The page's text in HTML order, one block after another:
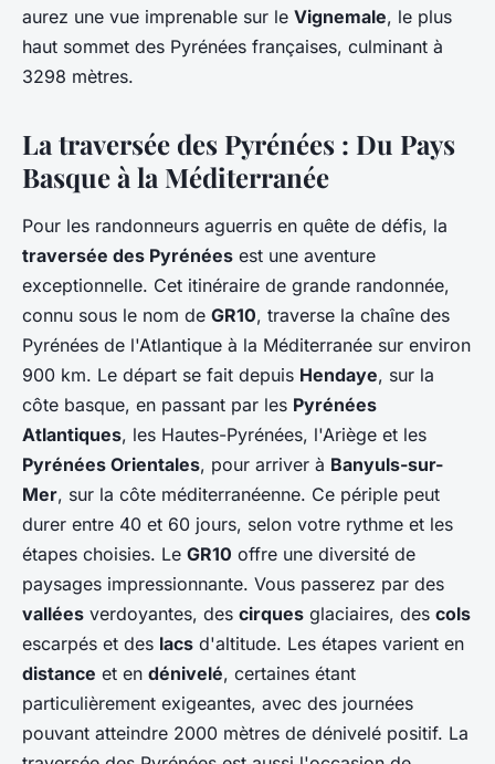
aurez une vue imprenable sur le Vignemale, le plus
haut sommet des Pyrénées françaises, culminant à
3298 mètres.
La traversée des Pyrénées : Du Pays
Basque à la Méditerranée
Pour les randonneurs aguerris en quête de défis, la
traversée des Pyrénées est une aventure
exceptionnelle. Cet itinéraire de grande randonnée,
connu sous le nom de GR10, traverse la chaîne des
Pyrénées de l'Atlantique à la Méditerranée sur environ
900 km. Le départ se fait depuis Hendaye, sur la
côte basque, en passant par les Pyrénées
Atlantiques, les Hautes-Pyrénées, l'Ariège et les
Pyrénées Orientales, pour arriver à Banyuls-sur-
Mer, sur la côte méditerranéenne. Ce périple peut
durer entre 40 et 60 jours, selon votre rythme et les
étapes choisies. Le GR10 offre une diversité de
paysages impressionnante. Vous passerez par des
vallées verdoyantes, des cirques glaciaires, des cols
escarpés et des lacs d'altitude. Les étapes varient en
distance et en dénivelé, certaines étant
particulièrement exigeantes, avec des journées
pouvant atteindre 2000 mètres de dénivelé positif. La